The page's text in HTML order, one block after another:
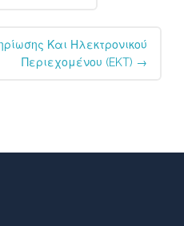
Και Ηλεκτρονικού
Περιεχομένου (EKT) →